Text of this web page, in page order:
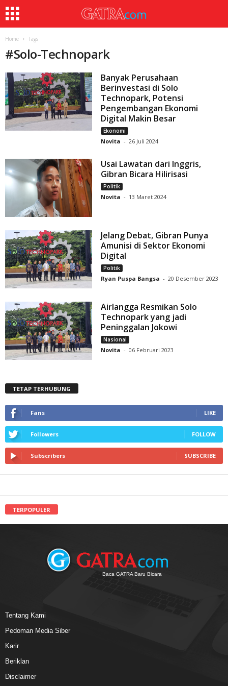
Home Tags
#Solo-Technopark
Banyak Perusahaan
Berinvestasi di Solo
Technopark, Potensi
Pengembangan Ekonomi
Digital Makin Besar
Ekonomi
Novita - 26 Juli 2024
Usai Lawatan dari Inggris,
Gibran Bicara Hilirisasi
Politik
Novita - 13 Maret 2024
Jelang Debat, Gibran Punya
Amunisi di Sektor Ekonomi
Digital
Politik
Ryan Puspa Bangsa - 20 Desember 2023
Airlangga Resmikan Solo
Technopark yang jadi
Peninggalan Jokowi
Nasional
Novita - 06 Februari 2023
TETAP TERHUBUNG
Fans LIKE
Followers FOLLOW
Subscribers SUBSCRIBE
TERPOPULER
Baca GATRA Baru Bicara
Tentang Kami
Pedoman Media Siber
Karir
Beriklan
Disclaimer